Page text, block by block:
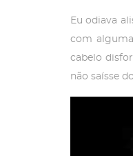
Eu odiava
com
cabelo
não saísse